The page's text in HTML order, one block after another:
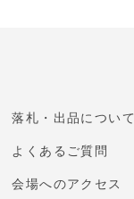
落札・出品について
よくあるご質問
会場へのアクセス